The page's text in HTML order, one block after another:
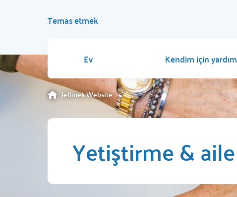
Temas etmek
Ev Kendim için yardım
Yetiştirme & aile
Jellinek Website